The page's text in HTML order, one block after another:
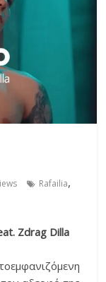
Rafailia,
Zdrag Dilla